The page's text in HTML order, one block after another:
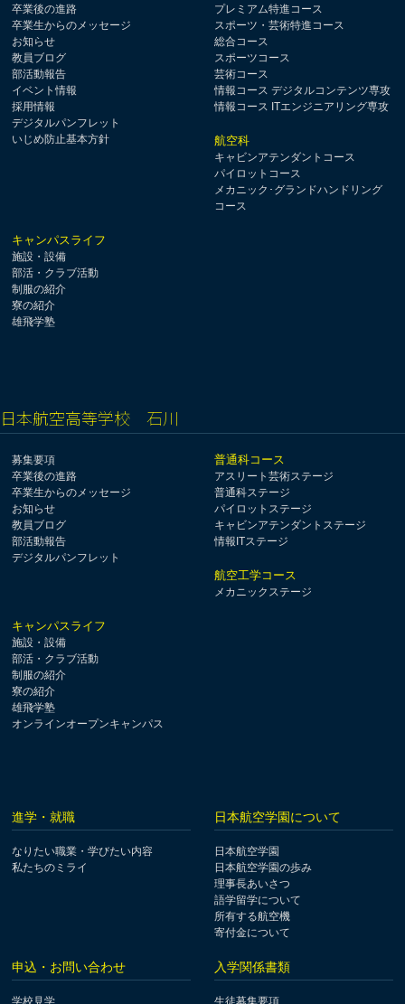
卒業後の進路
卒業生からのメッセージ
お知らせ
教員ブログ
部活動報告
イベント情報
採用情報
デジタルパンフレット
いじめ防止基本方針
プレミアム特進コース
スポーツ・芸術特進コース
総合コース
スポーツコース
芸術コース
情報コース デジタルコンテンツ専攻
情報コース ITエンジニアリング専攻
航空科
キャビンアテンダントコース
パイロットコース
メカニック･グランドハンドリング
コース
キャンパスライフ
施設・設備
部活・クラブ活動
制服の紹介
寮の紹介
雄飛学塾
日本航空高等学校 石川
募集要項
卒業後の進路
卒業生からのメッセージ
お知らせ
教員ブログ
部活動報告
デジタルパンフレット
普通科コース
アスリート芸術ステージ
普通科ステージ
パイロットステージ
キャビンアテンダントステージ
情報ITステージ
航空工学コース
メカニックステージ
キャンパスライフ
施設・設備
部活・クラブ活動
制服の紹介
寮の紹介
雄飛学塾
オンラインオープンキャンパス
進学・就職
なりたい職業・学びたい内容
私たちのミライ
日本航空学園について
日本航空学園
日本航空学園の歩み
理事長あいさつ
語学留学について
所有する航空機
寄付金について
申込・お問い合わせ
学校見学
入学関係書類
生徒募集要項